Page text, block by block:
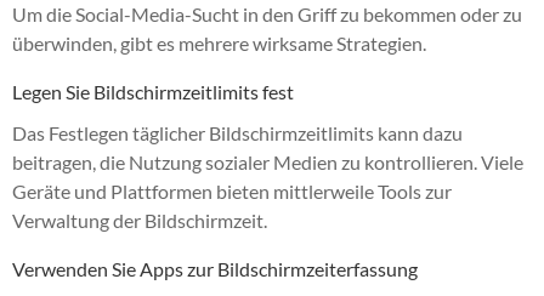
Um die Social-Media-Sucht in den Griff zu bekommen oder zu
überwinden, gibt es mehrere wirksame Strategien.
Legen Sie Bildschirmzeitlimits fest
Das Festlegen täglicher Bildschirmzeitlimits kann dazu
beitragen, die Nutzung sozialer Medien zu kontrollieren. Viele
Geräte und Plattformen bieten mittlerweile Tools zur
Verwaltung der Bildschirmzeit.
Verwenden Sie Apps zur Bildschirmzeiterfassung